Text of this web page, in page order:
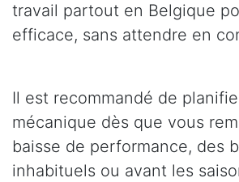
travail partout en Belgique
efficace, sans attendre en
Il est recommandé de
mécanique dès que vous
baisse de performance, des
inhabituels ou avant les